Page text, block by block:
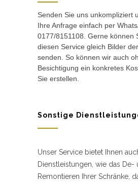
Senden Sie uns unkompliziert
Ihre Anfrage einfach per
0177/8151108. Gerne können
diesen Service gleich Bilder
senden. So können wir auch
Besichtigung ein konkretes
Sie erstellen.
Sonstige
Unser Service bietet Ihnen
Dienstleistungen, wie das De-
Remontieren Ihrer Schränke,